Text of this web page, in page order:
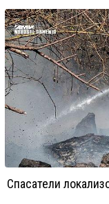
Спасатели